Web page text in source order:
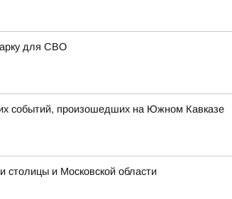
для СВО
событий, произошедших на Южном Кавказе
столицы и Московской области